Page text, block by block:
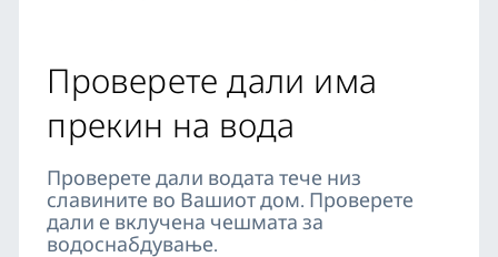
Проверете дали има
прекин на вода
Проверете дали водата тече низ
славините во Вашиот дом. Проверете
дали е вклучена чешмата за
водоснабдување.